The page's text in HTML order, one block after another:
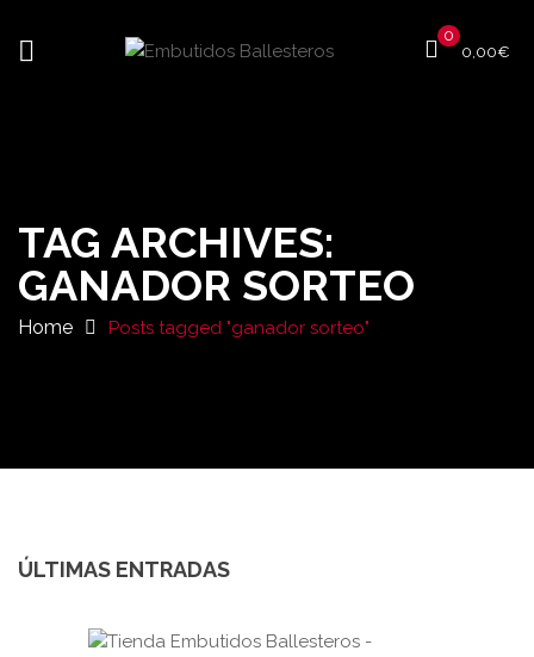
0
0,00€
TAG ARCHIVES:
GANADOR SORTEO
Home Posts tagged "ganador sorteo"
ÚLTIMAS ENTRADAS